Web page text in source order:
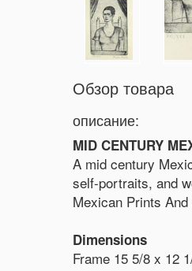
Обзор товара
описание:
MID CENTURY
A mid century
self-portraits, and
Mexican Prints
Dimensions
Frame 15 5/8 x 12